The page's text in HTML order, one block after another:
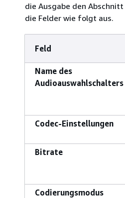
die Ausgabe den Abschnitt
die Felder wie folgt aus.
Feld
Name des
Audioauswahlschalters
Codec-Einstellungen
Bitrate
Codierungsmodus